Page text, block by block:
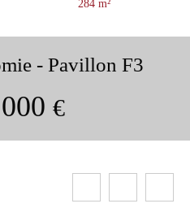
284 m²
- Pavillon F3
€